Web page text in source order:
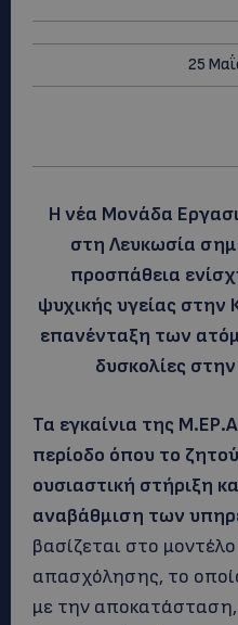
25
Η νέα Μονάδα
στη Λευκωσία
προσπάθεια
ψυχικής υγείας
επανένταξη των
δυσκολίες
Τα εγκαίνια της
περίοδο όπου το
ουσιαστική στήριξη
αναβάθμιση των
βασίζεται στο
απασχόλησης, το
με την αποκατάσταση,